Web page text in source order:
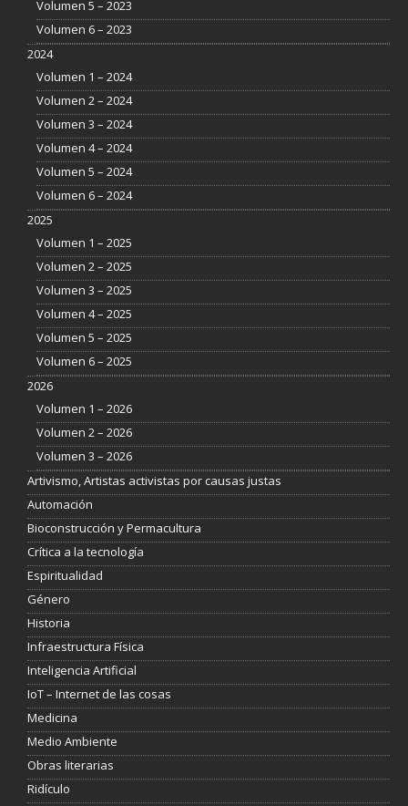
Volumen 5 – 2023
Volumen 6 – 2023
2024
Volumen 1 – 2024
Volumen 2 – 2024
Volumen 3 – 2024
Volumen 4 – 2024
Volumen 5 – 2024
Volumen 6 – 2024
2025
Volumen 1 – 2025
Volumen 2 – 2025
Volumen 3 – 2025
Volumen 4 – 2025
Volumen 5 – 2025
Volumen 6 – 2025
2026
Volumen 1 – 2026
Volumen 2 – 2026
Volumen 3 – 2026
Artivismo, Artistas activistas por causas justas
Automación
Bioconstrucción y Permacultura
Crítica a la tecnología
Espiritualidad
Género
Historia
Infraestructura Física
Inteligencia Artificial
IoT – Internet de las cosas
Medicina
Medio Ambiente
Obras literarias
Ridículo